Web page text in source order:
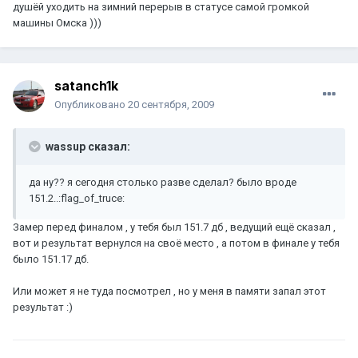
душёй уходить на зимний перерыв в статусе самой громкой
машины Омска )))
satanch1k
Опубликовано 20 сентября, 2009
wassup сказал:
да ну?? я сегодня столько разве сделал? было вроде
151.2..:flag_of_truce:
Замер перед финалом , у тебя был 151.7 дб , ведущий ещё сказал ,
вот и результат вернулся на своё место , а потом в финале у тебя
было 151.17 дб.
Или может я не туда посмотрел , но у меня в памяти запал этот
результат :)